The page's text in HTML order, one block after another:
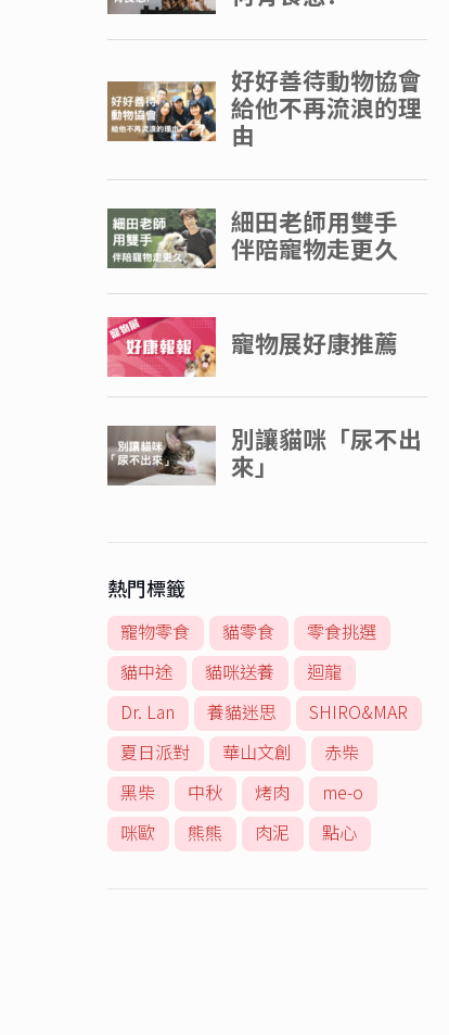
熱門標籤
寵物零食 貓零食
零食挑選
貓中途
貓咪送養
迴龍
Dr. Lan
養貓迷思
SHIRO&MAR
夏日派對
華山文創
赤柴
黑柴
中秋 烤肉
me-o
咪歐
熊熊 肉泥 點心